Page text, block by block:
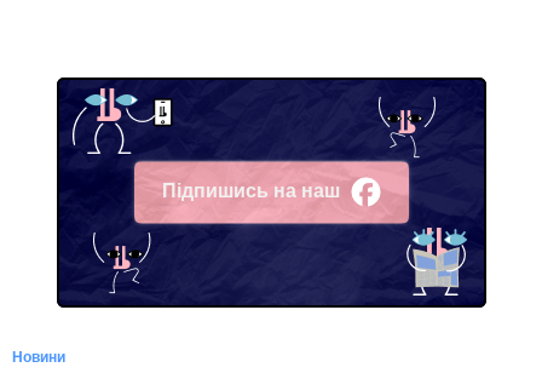
Підпишись на наш
Facebook
Новини